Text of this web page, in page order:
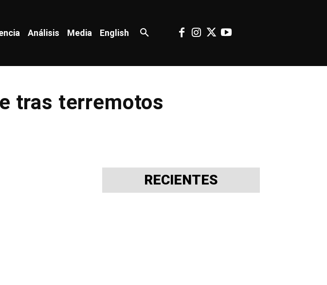
Análisis Media English
tras terremotos
RECIENTES